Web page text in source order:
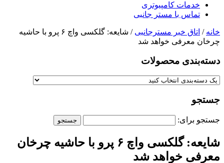
خدمات کامپیوتری
تماس با مستر جانبی
خانه / اتاق خبر مسترجانبی
/ شایعه: گلکسی واچ ۶ پرو با حاشیه
چرخان معرفی خواهد شد
دسته‌بندی‌ محصولات
جستجو
جستجو برای:
شایعه: گلکسی واچ ۶ پرو با حاشیه چرخان
معرفی خواهد شد